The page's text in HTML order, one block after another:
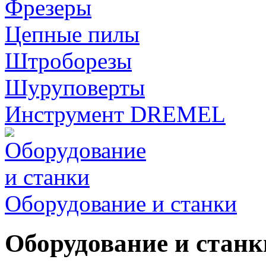
Фрезеры
Цепные пилы
Штроборезы
Шуруповерты
Инструмент DREMEL
Оборудование и станки
Оборудование и